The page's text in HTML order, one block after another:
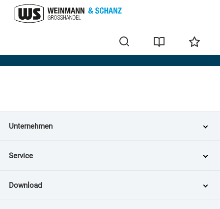
Home
Unternehmen
Service
Download